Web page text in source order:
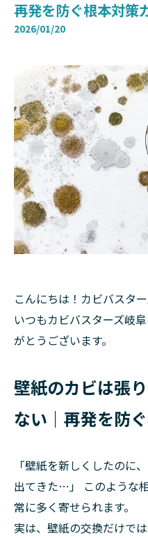
再発を防ぐ根本対策
2026/01/20
こんにちは！カビバスター
いつもカビバスターズ岐
がとうございます。
壁紙のカビは張
ない｜再発を防
「壁紙を新しくしたのに
出てきた…」 このような
常に多く寄せられます。
実は、壁紙の交換だけで